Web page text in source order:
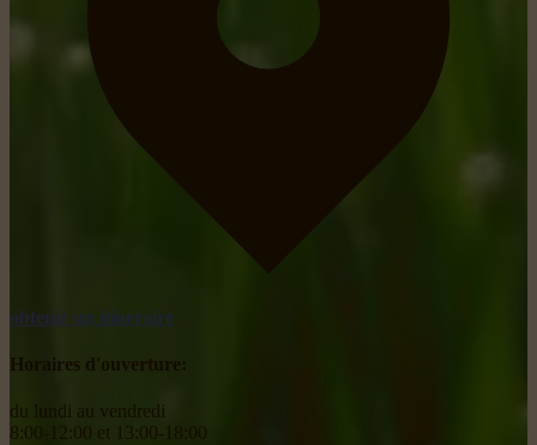
obtenir un itinéraire
Horaires d'ouverture:
du lundi au vendredi
8:00-12:00 et 13:00-18:00